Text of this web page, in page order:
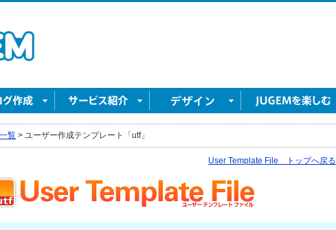
覧 > ユーザー作成テンプレート「utf」
User Template File トップへ戻る